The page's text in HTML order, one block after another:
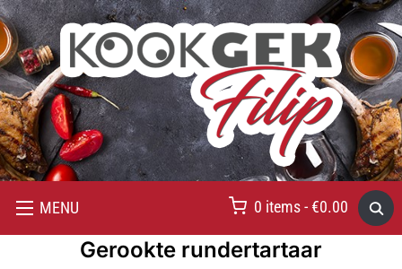
MENU 0 items - €0.00
Gerookte rundertartaar